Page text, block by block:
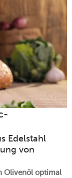
Edelstahl
von
Olivenöl optimal